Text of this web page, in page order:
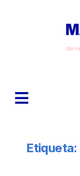
Etiqueta: